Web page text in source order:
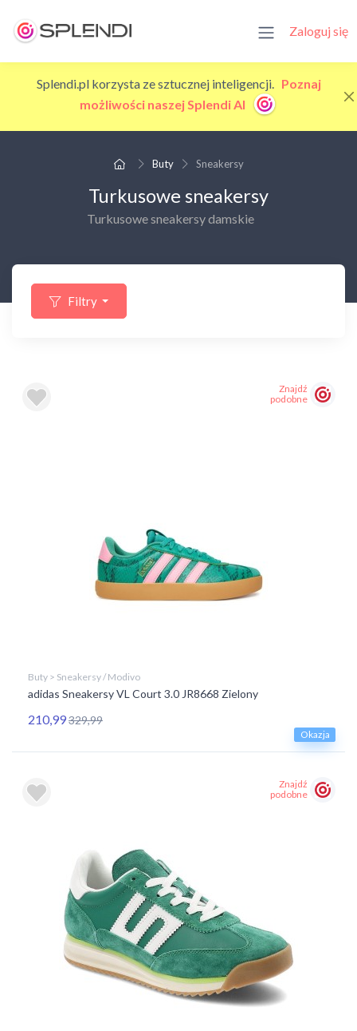
Zaloguj się
Splendi.pl korzysta ze sztucznej inteligencji. Poznaj
możliwości naszej Splendi AI
Buty Sneakersy
Turkusowe sneakersy
Turkusowe sneakersy damskie
Filtry
Okazja
Znajdź
podobne
Buty > Sneakersy / Modivo
adidas Sneakersy VL Court 3.0 JR8668 Zielony
210,99329,99
Znajdź
podobne